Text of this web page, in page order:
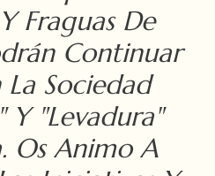
Fraguas De
Continuar
La Sociedad
Y "levadura"
Os Animo A